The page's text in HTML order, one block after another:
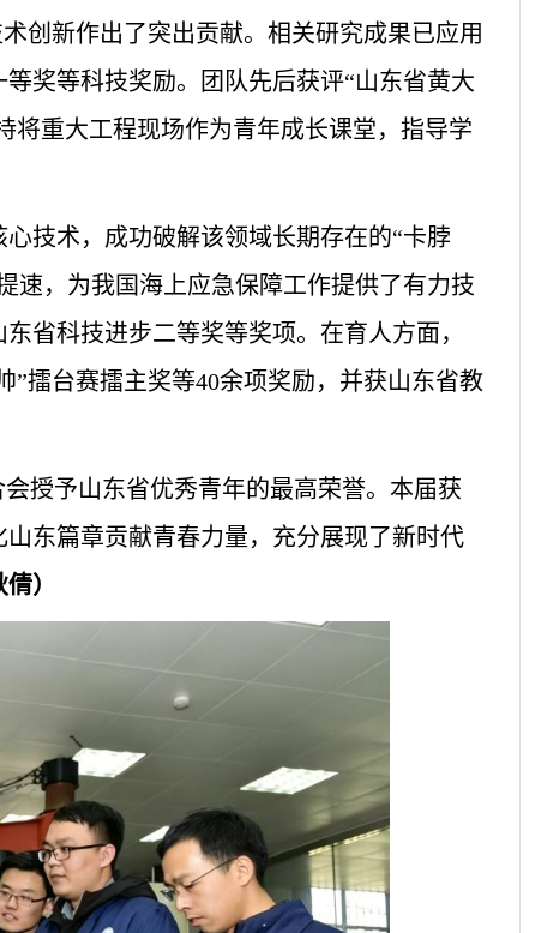
创新作出了突出贡献。相关研究成果已应用
奖等科技奖励。团队先后获评“山东省黄大
将重大工程现场作为青年成长课堂，指导学
技术，成功破解该领域长期存在的“卡脖
速，为我国海上应急保障工作提供了有力技
省科技进步二等奖等奖项。在育人方面，
”擂台赛擂主奖等40余项奖励，并获山东省教
授予山东省优秀青年的最高荣誉。本届获
东篇章贡献青春力量，充分展现了新时代
）